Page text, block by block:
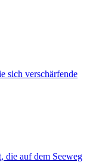
sich verschärfende
die auf dem Seeweg